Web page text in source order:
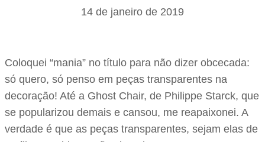
14 de janeiro de 2019
Coloquei “mania” no título para não dizer obcecada:
só quero, só penso em peças transparentes na
decoração! Até a Ghost Chair, de Philippe Starck, que
se popularizou demais e cansou, me reapaixonei. A
verdade é que as peças transparentes, sejam elas de